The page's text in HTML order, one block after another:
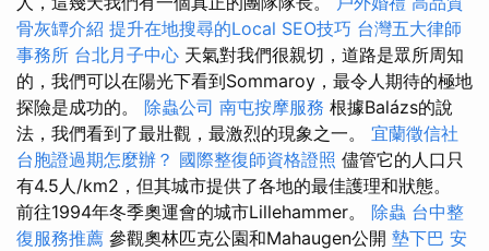
骨灰罈介紹 提升在地搜尋的Local SEO技巧 台灣五大律師
事務所 台北月子中心 天氣對我們很親切，道路是眾所周知
的，我們可以在陽光下看到Sommaroy，最令人期待的極地
探險是成功的。 除蟲公司 南屯按摩服務 根據Balázs的說
法，我們看到了最壯觀，最激烈的現象之一。 宜蘭徵信社
台胞證過期怎麼辦？ 國際整復師資格證照 儘管它的人口只
有4.5人/km2，但其城市提供了各地的最佳護理和狀態。
前往1994年冬季奧運會的城市Lillehammer。 除蟲 台中整
復服務推薦 參觀奧林匹克公園和Mahaugen公開 墊下巴 安